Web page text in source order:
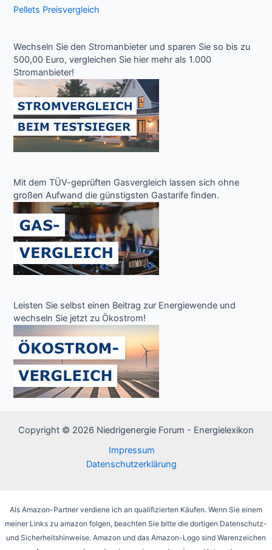
Pellets Preisvergleich
Wechseln Sie den Stromanbieter und sparen Sie so bis zu
500,00 Euro, vergleichen Sie hier mehr als 1.000
Stromanbieter!
Mit dem TÜV-geprüften Gasvergleich lassen sich ohne
großen Aufwand die günstigsten Gastarife finden.
Leisten Sie selbst einen Beitrag zur Energiewende und
wechseln Sie jetzt zu Ökostrom!
Copyright © 2026 Niedrigenergie Forum - Energielexikon
Impressum
Datenschutzerklärung
Als Amazon-Partner verdiene ich an qualifizierten Käufen. Wenn Sie einem
meiner Links zu amazon folgen, beachten Sie bitte die dortigen Datenschutz-
und Sicherheitshinweise. Amazon und das Amazon-Logo sind Warenzeichen